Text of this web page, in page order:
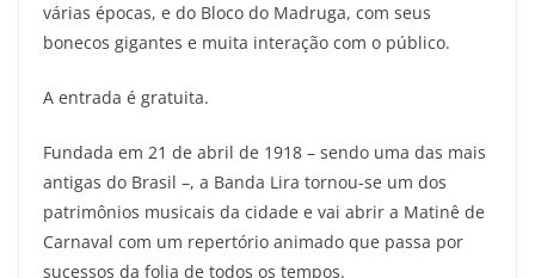
várias épocas, e do Bloco do Madruga, com seus
bonecos gigantes e muita interação com o público.
A entrada é gratuita.
Fundada em 21 de abril de 1918 – sendo uma das mais
antigas do Brasil –, a Banda Lira tornou-se um dos
patrimônios musicais da cidade e vai abrir a Matinê de
Carnaval com um repertório animado que passa por
sucessos da folia de todos os tempos.